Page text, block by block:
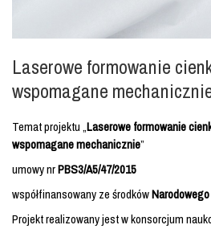
Laserowe formowanie
wspomagane
Temat projektu „Laserowe formowanie
wspomagane mechanicznie”
umowy nrPBS3/A5/47/2015
współfinansowany ze środków
Projekt realizowany jest w konsorcjum